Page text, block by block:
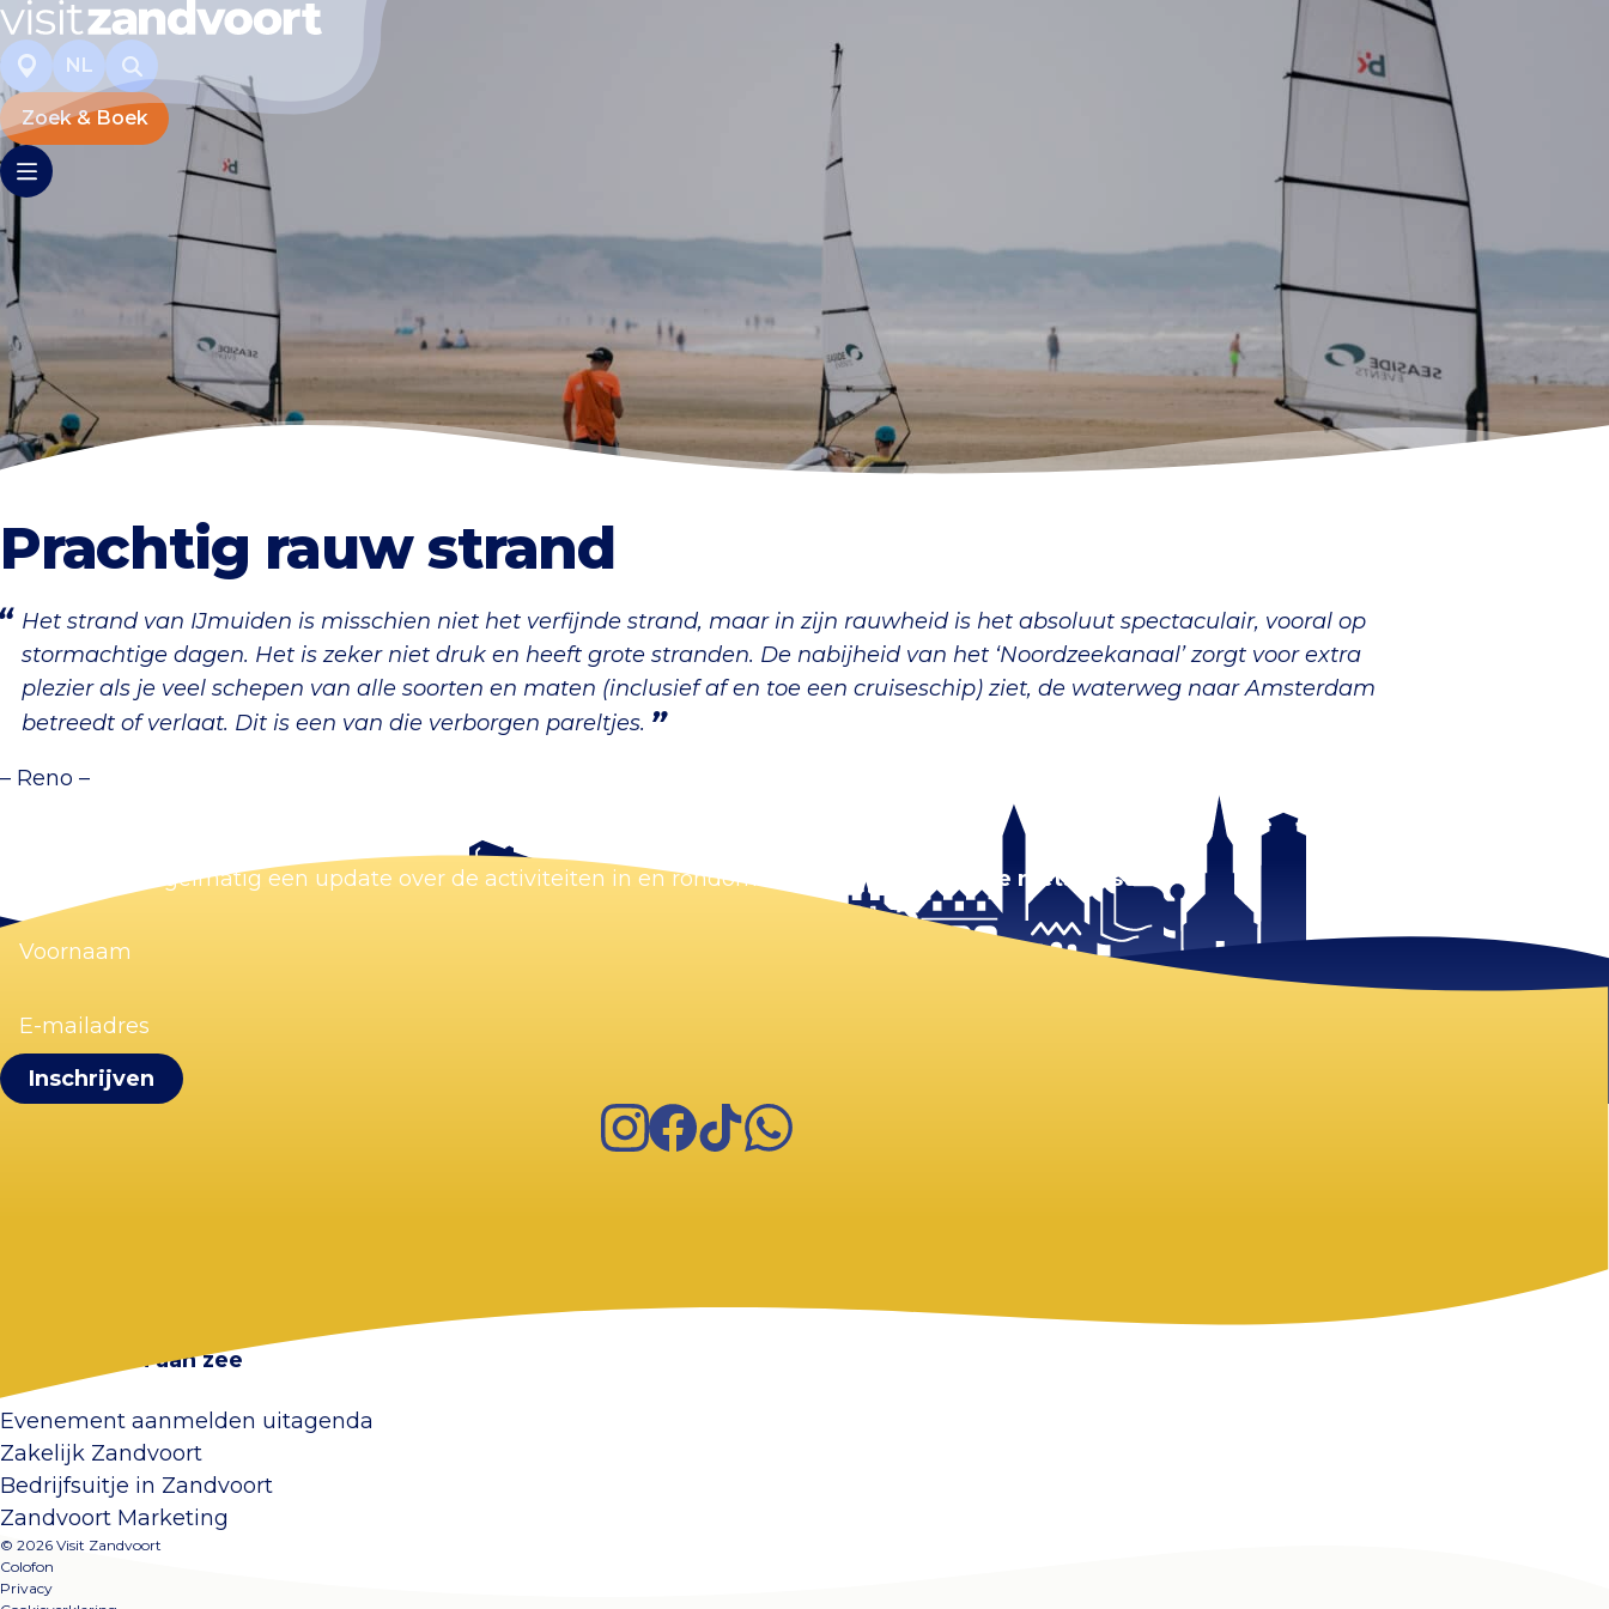
NL
Zoek & Boek
Prachtig rauw strand
Het strand van IJmuiden is misschien niet het verfijnde strand, maar in zijn rauwheid is het absoluut spectaculair, vooral op
stormachtige dagen. Het is zeker niet druk en heeft grote stranden. De nabijheid van het ‘Noordzeekanaal’ zorgt voor extra
plezier als je veel schepen van alle soorten en maten (inclusief af en toe een cruiseschip) ziet, de waterweg naar Amsterdam
betreedt of verlaat. Dit is een van die verborgen pareltjes.
– Reno –
Wij sturen je regelmatig een update over de activiteiten in en rondom Zandvoort. Zorg dat je niets mist!
Voornaam
(Vereist)
mailadres
InstagramFacebook
TikTokWhatsApp
Overnachten aan zee
Evenement aanmelden uitagenda
Zakelijk Zandvoort
Bedrijfsuitje in Zandvoort
Zandvoort Marketing
© 2026 Visit Zandvoort
Colofon
Privacy